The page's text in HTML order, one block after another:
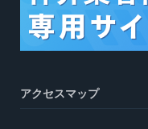
アクセスマップ